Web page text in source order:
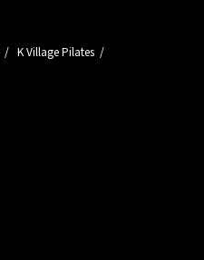
K Village Pilates